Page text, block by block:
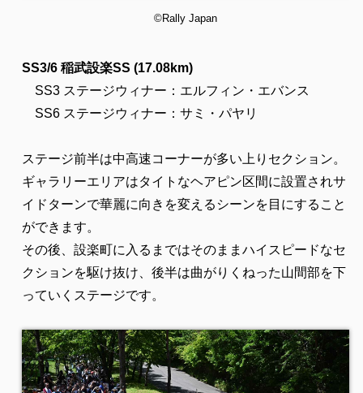
©Rally Japan
SS3/6 稲武設楽SS (17.08km)
SS3 ステージウィナー：エルフィン・エバンス
SS6 ステージウィナー：サミ・パヤリ
ステージ前半は中高速コーナーが多い上りセクション。
ギャラリーエリアはタイトなヘアピン区間に設置されサ
イドターンで華麗に向きを変えるシーンを目にすること
ができます。
その後、設楽町に入るまではそのままハイスピードなセ
クションを駆け抜け、後半は曲がりくねった山間部を下
っていくステージです。